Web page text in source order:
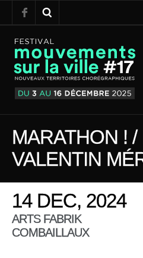
MARATHON !
VALENTIN
14 DEC, 2024
ARTS FABRIK
COMBAILLAUX